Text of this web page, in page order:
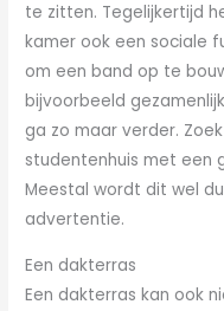
te zitten. Tegelijkertijd
kamer ook een sociale
om een band op te
bijvoorbeeld
ga zo maar verder.
studentenhuis met een
Meestal wordt dit wel
advertentie.
Een dakterras
Een dakterras kan ook